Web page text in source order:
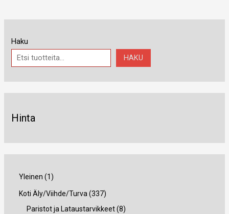
Haku
HAKU
Hinta
Yleinen 11
t
u
Koti Äly/Viihde/Turva 3373
3
Paristot ja Lataustarvikkeet 88